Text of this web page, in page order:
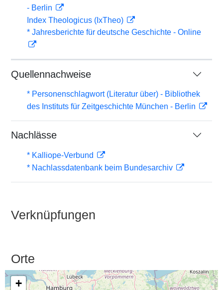
- Berlin
Index Theologicus (IxTheo)
* Jahresberichte für deutsche Geschichte - Online
Quellennachweise
* Personenschlagwort (Literatur über) - Bibliothek
des Instituts für Zeitgeschichte München - Berlin
Nachlässe
* Kalliope-Verbund
* Nachlassdatenbank beim Bundesarchiv
Verknüpfungen
Orte
+